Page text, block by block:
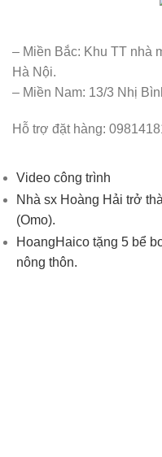
– Miền Bắc: Khu TT nhà
Hà Nội.
– Miền Nam: 13/3 Nhị
Hỗ trợ đặt hàng:
Video công trình
Nhà sx Hoàng Hải trở
(Omo).
HoangHaico tặng 5 bể
nông thôn.